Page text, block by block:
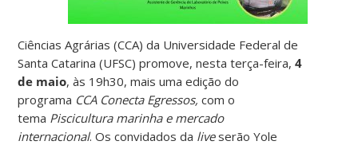
Ciências Agrárias (CCA) da Universidade Federal de
Santa Catarina (UFSC) promove, nesta terça-feira,4
de maio, às 19h30, mais uma edição do
programa CCA Conecta Egressos,com o
tema Piscicultura marinha e mercado
internacional.Os convidados da liveserão Yole